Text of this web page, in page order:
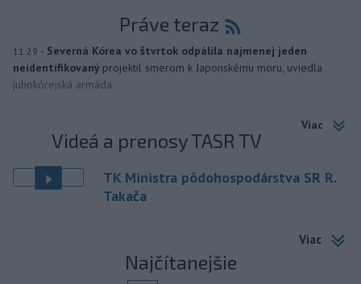
Práve teraz
11:29 - Severná Kórea vo štvrtok odpálila najmenej jeden
neidentifikovaný projektil smerom k Japonskému moru, uviedla
juhokórejská armáda.
Viac
Videá a prenosy TASR TV
TK Ministra pôdohospodárstva SR R.
Takača
Viac
Najčítanejšie